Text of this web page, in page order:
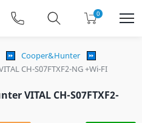
0
Cooper&Hunter
CH-S07FTXF2-NG +Wi-FI
VITAL CH-S07FTXF2-